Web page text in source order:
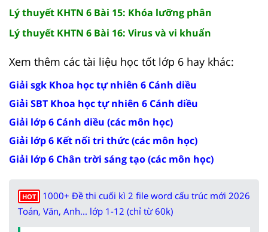
Lý thuyết KHTN 6 Bài 15: Khóa lưỡng phân
Lý thuyết KHTN 6 Bài 16: Virus và vi khuẩn
Xem thêm các tài liệu học tốt lớp 6 hay khác:
Giải sgk Khoa học tự nhiên 6 Cánh diều
Giải SBT Khoa học tự nhiên 6 Cánh diều
Giải lớp 6 Cánh diều (các môn học)
Giải lớp 6 Kết nối tri thức (các môn học)
Giải lớp 6 Chân trời sáng tạo (các môn học)
HOT
1000+ Đề thi cuối kì 2 file word cấu trúc mới 2026
Toán, Văn, Anh... lớp 1-12 (chỉ từ 60k)